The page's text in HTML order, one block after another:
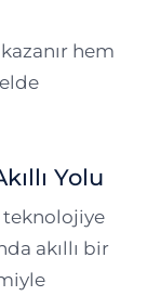
hem
Yolu
akıllı bir